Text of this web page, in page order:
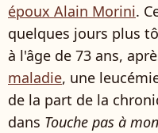
époux Alain Morini.
quelques jours plus
à l'âge de 73 ans,
maladie, une
de la part de la
dans Touche pas à